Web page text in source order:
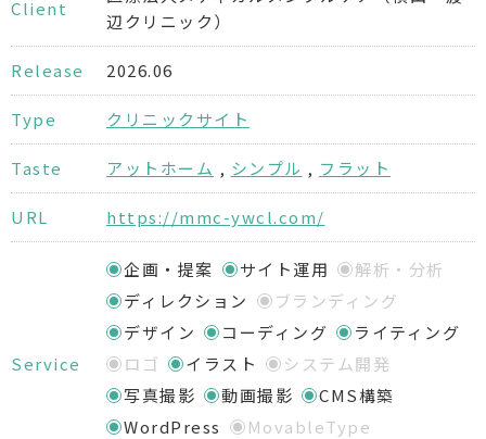
Client
辺クリニック）
Release 2026.06
Type クリニックサイト
Taste アットホーム , シンプル , フラット
URL https://mmc-ywcl.com/
Service
企画・提案 サイト運用
解析・分析
ディレクション
ブランディング
デザイン
コーディング
ライティング
ロゴ
イラスト
システム開発
写真撮影
動画撮影
CMS構築
WordPress
MovableType